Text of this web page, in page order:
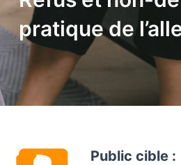
pratique de
Public cible :